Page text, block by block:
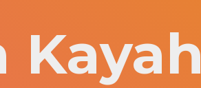
Kayah